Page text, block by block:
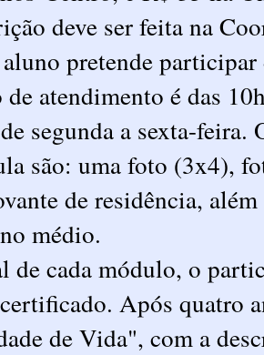
deve ser feita na
pretende
atendimento é das
segunda a sexta-feira.
são: uma foto (3x4),
de residência,
médio.
de cada módulo, o
Após quatro
de Vida", com a